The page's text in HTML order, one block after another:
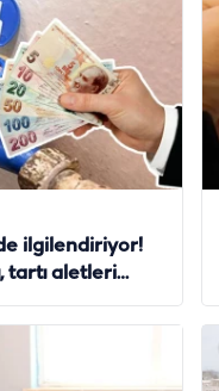
ilgilendiriyor!
tartı aletleri…